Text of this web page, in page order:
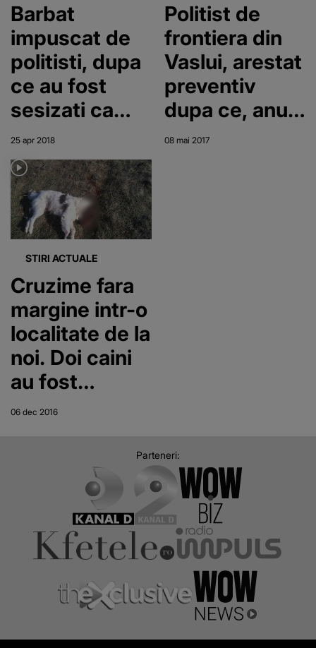
Barbat
impuscat de
politisti, dupa
ce au fost
sesizati ca
acesta
distruge doua
masini
25 apr 2018
Politist de
frontiera din
Vaslui, arestat
preventiv
dupa ce, anul
trecut, ar fi
08 mai 2017
STIRI ACTUALE
Cruzime fara
margine intr-o
localitate de la
noi. Doi caini
au fost
omorati cu
dureroase cu
animalele
ucise
06 dec 2016
Parteneri: